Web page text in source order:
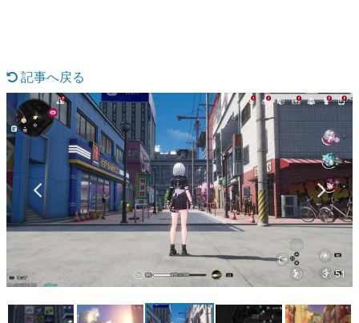
カテゴリ
特集記事
マンガ
女性向け
アプリレビュー
その他
電ファミニコゲーマーとは？
運営：株式会社マレ
記事へ戻る
3 / 51